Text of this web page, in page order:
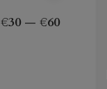
Min.
Max.
€30— €60